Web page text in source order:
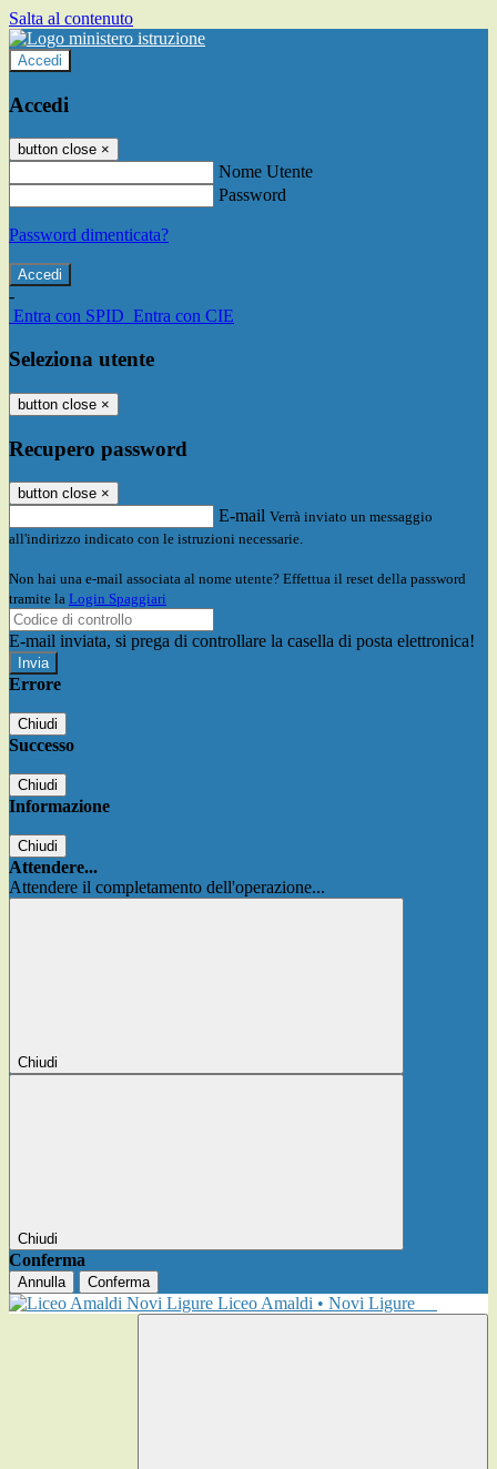
Salta al contenuto
Accedi
Accedi
button close ×
Nome Utente
Password
Password dimenticata?
-
Entra con SPID Entra con CIE
Seleziona utente
button close ×
Recupero password
button close ×
E-mail Verrà inviato un messaggio
all'indirizzo indicato con le istruzioni necessarie.
Non hai una e-mail associata al nome utente? Effettua il reset della password
tramite la Login Spaggiari
E-mail inviata, si prega di controllare la casella di posta elettronica!
Errore
Chiudi
Successo
Chiudi
Informazione
Chiudi
Attendere...
Attendere il completamento dell'operazione...
Chiudi
Chiudi
Conferma
Annulla Conferma
Liceo Amaldi • Novi Ligure